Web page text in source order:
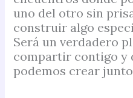
uno del otro sin
construir algo
Será un verdadero
compartir contigo y
podemos crear